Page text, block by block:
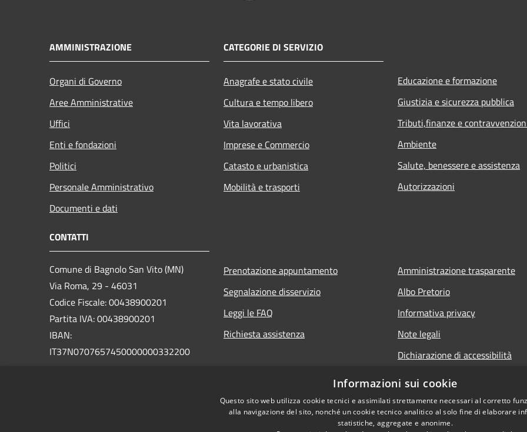
AMMINISTRAZIONE
Organi di Governo
Aree Amministrative
Uffici
Enti e fondazioni
Politici
Personale Amministrativo
Documenti e dati
CATEGORIE DI SERVIZIO
Anagrafe e stato civile
Cultura e tempo libero
Vita lavorativa
Imprese e Commercio
Catasto e urbanistica
Mobilità e trasporti
Educazione e formazione
Giustizia e sicurezza pubblica
Tributi,finanze e
Ambiente
Salute, benessere e assistenza
Autorizzazioni
CONTATTI
Comune di Bagnolo San Vito (MN)
Via Roma, 29 - 46031
Codice Fiscale: 00438900201
Partita IVA: 00438900201
IBAN:
IT37N0707657450000000332200
Prenotazione appuntamento
Segnalazione disservizio
Leggi le FAQ
Richiesta assistenza
Amministrazione trasparente
Albo Pretorio
Informativa privacy
Note legali
Dichiarazione di accessibilità
Informazioni sui cookie
Questo sito web utilizza cookie tecnici e assimilati strettamente necessari al corretto
alla navigazione del sito, nonché un cookie tecnico analitico al solo fine di elaborare
statistiche, aggregate e anonime.